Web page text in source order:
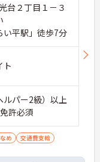
台２丁目１－３
い平駅」徒歩7分
ト
パー2級）以上
許必須
め 交通費支給